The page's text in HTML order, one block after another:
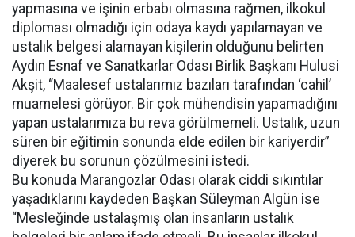
yapmasına ve işinin erbabı olmasına rağmen, ilkokul
diploması olmadığı için odaya kaydı yapılamayan ve
ustalık belgesi alamayan kişilerin olduğunu belirten
Aydın Esnaf ve Sanatkarlar Odası Birlik Başkanı Hulusi
Akşit, “Maalesef ustalarımız bazıları tarafından ‘cahil’
muamelesi görüyor. Bir çok mühendisin yapamadığını
yapan ustalarımıza bu reva görülmemeli. Ustalık, uzun
süren bir eğitimin sonunda elde edilen bir kariyerdir”
diyerek bu sorunun çözülmesini istedi.
Bu konuda Marangozlar Odası olarak ciddi sıkıntılar
yaşadıklarını kaydeden Başkan Süleyman Algün ise
“Mesleğinde ustalaşmış olan insanların ustalık